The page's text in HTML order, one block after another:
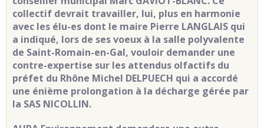
collectif devrait travailler, lui, plus en harmonie
avec les élu-es dont le maire Pierre LANGLAIS qui
a indiqué, lors de ses voeux à la salle polyvalente
de Saint-Romain-en-Gal, vouloir demander une
contre-expertise sur les attendus olfactifs du
préfet du Rhône Michel DELPUECH qui a accordé
une énième prolongation à la décharge gérée par
la SAS NICOLLIN.